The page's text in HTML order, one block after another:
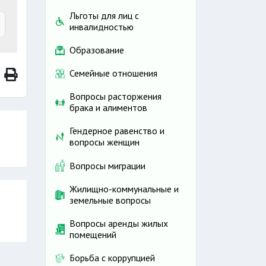
Льготы для лиц с
инвалидностью
Образование
Семейные отношения
Вопросы расторжения
брака и алиментов
Гендерное равенство и
вопросы женщин
Вопросы миграции
Жилищно-коммунальные и
земельные вопросы
Вопросы аренды жилых
помещений
Борьба с коррупцией